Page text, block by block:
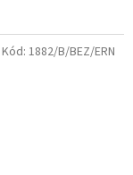
Kód: 1882/B/BEZ/ERN